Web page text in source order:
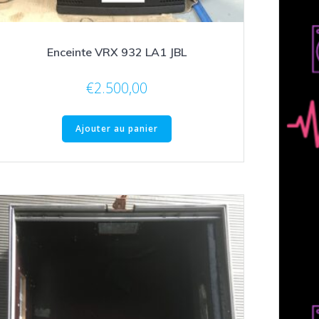
Enceinte VRX 932 LA1 JBL
€2.500,00
Ajouter au panier